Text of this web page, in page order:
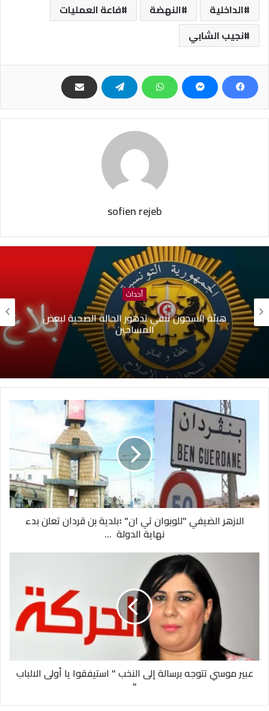
الداخلية النهضة
فاعة العمليات
نجيب الشابي
sofien rejeb
أحداث
هيئة السجون تنفي تدهور الحالة الصحية لبعض
المساجين
الازهر الضيفي "للوبوان تي ان" ꞉بلدية بن قردان تعلن بدء
نهاية الدولة ...
عبير موسي تتوجه برسالة إلى النخب " استيفقوا يا أولى الالباب
"